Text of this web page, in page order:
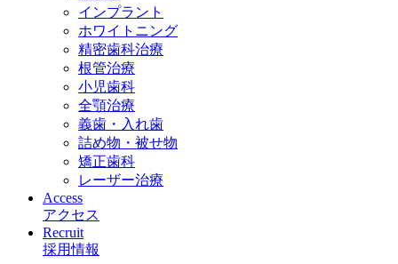
インプラント
ホワイトニング
精密歯科治療
根管治療
小児歯科
全顎治療
義歯・入れ歯
詰め物・被せ物
矯正歯科
レーザー治療
Access
アクセス
Recruit
採用情報